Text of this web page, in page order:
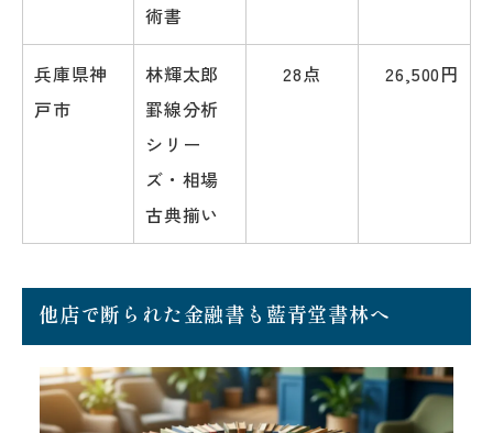
術書
兵庫県神
戸市
林輝太郎
罫線分析
シリー
ズ・相場
古典揃い
28点 26,500円
他店で断られた金融書も藍青堂書林へ